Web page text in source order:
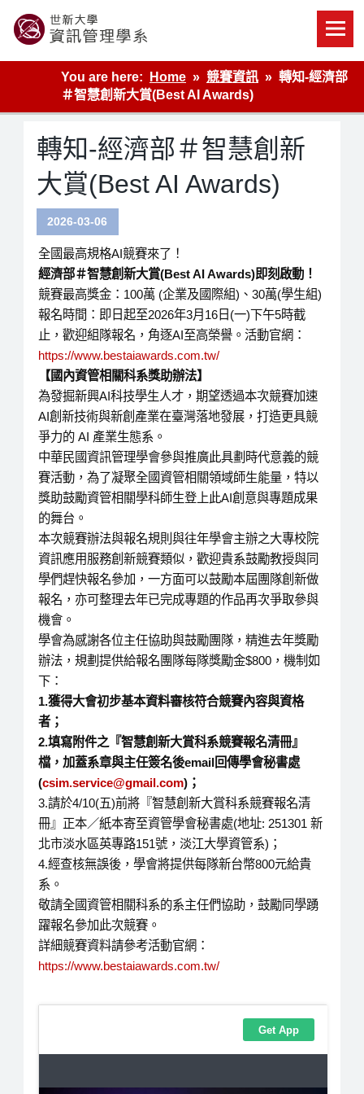
content
世新大學資管系網站
You are here:
Home 競賽資訊
轉知-經濟部
＃智慧創新大賞(Best AI Awards)
轉知-經濟部＃智慧創新
大賞(Best AI Awards)
2026-03-06
全國最高規格AI競賽來了！
經濟部＃智慧創新大賞(Best AI Awards)即刻啟動！
競賽最高獎金：100萬 (企業及國際組)、30萬(學生組)
報名時間：即日起至2026年3月16日(一)下午5時截
止，歡迎組隊報名，角逐AI至高榮譽。活動官網：
https://www.bestaiawards.com.tw/
【國內資管相關科系獎助辦法】
為發掘新興AI科技學生人才，期望透過本次競賽加速
AI創新技術與新創產業在臺灣落地發展，打造更具競
爭力的 AI 產業生態系。
中華民國資訊管理學會參與推廣此具劃時代意義的競
賽活動，為了凝聚全國資管相關領域師生能量，特以
獎助鼓勵資管相關學科師生登上此AI創意與專題成果
的舞台。
本次競賽辦法與報名規則與往年學會主辦之大專校院
資訊應用服務創新競賽類似，歡迎貴系鼓勵教授與同
學們趕快報名參加，一方面可以鼓勵本屆團隊創新做
報名，亦可整理去年已完成專題的作品再次爭取參與
機會。
學會為感謝各位主任協助與鼓勵團隊，精進去年獎勵
辦法，規劃提供給報名團隊每隊獎勵金$800，機制如
下：
1.獲得大會初步基本資料審核符合競賽內容與資格
者；
2.填寫附件之『智慧創新大賞科系競賽報名清冊』
檔，加蓋系章與主任簽名後email回傳學會秘書處
(csim.service@gmail.com)；
3.請於4/10(五)前將『智慧創新大賞科系競賽報名清
冊』正本／紙本寄至資管學會秘書處(地址: 251301 新
北市淡水區英專路151號，淡江大學資管系)；
4.經查核無誤後，學會將提供每隊新台幣800元給貴
系。
敬請全國資管相關科系的系主任們協助，鼓勵同學踴
躍報名參加此次競賽。
詳細競賽資料請參考活動官網：
https://www.bestaiawards.com.tw/